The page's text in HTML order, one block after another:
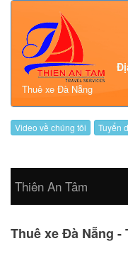
Thuê xe Đà Nẵng
Video về chúng tôi Tuyển
Thiên An Tâm
Thuê xe Đà Nẵng -
Chat Facebook
Gọi điện ngay
Chat Facebook
Gọi điện ngay